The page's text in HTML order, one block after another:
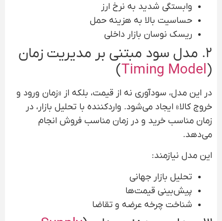
وابستگی شدید به نرخ ارز
حساسیت بالا به هزینه حمل
ریسک نوسان بازار داخلی
۲. مدل سود مبتنی بر مدیریت زمان
(
Timing Model
)
در این مدل، سودآوری نه از قیمت، بلکه از «زمان ورود و
خروج کالا» ایجاد می‌شود. واردکننده با تحلیل بازار، در
زمان مناسب خرید و در زمان مناسب فروش انجام
می‌دهد.
این مدل نیازمند:
تحلیل بازار جهانی
پیش‌بینی قیمت‌ها
شناخت چرخه عرضه و تقاضا